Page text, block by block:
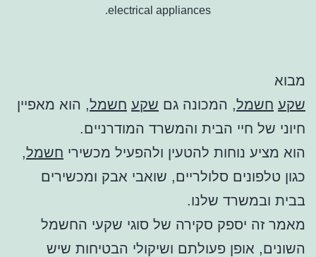
electrical appliances.
מבוא
שקע חשמל, המכונה גם שקע חשמל, הוא מאפיין
חיוני של חיי הבית והמשרד המודרניים.
הוא מציע נוחות להטעין ולהפעיל מכשירי חשמל,
כגון טלפונים סלולריים, שואבי אבק ומכשירים
בבית ובמשרד שלנו.
מאמר זה יספק סקירה של סוגי שקעי החשמל
השונים, אופן פעולתם ושיקולי הבטיחות שיש